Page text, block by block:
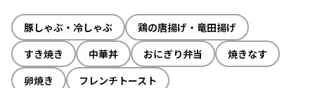
豚しゃぶ・冷しゃぶ
鶏の唐揚げ・竜田揚げ
すき焼き
中華丼 おにぎり弁当
焼きなす
卵焼き
フレンチトースト